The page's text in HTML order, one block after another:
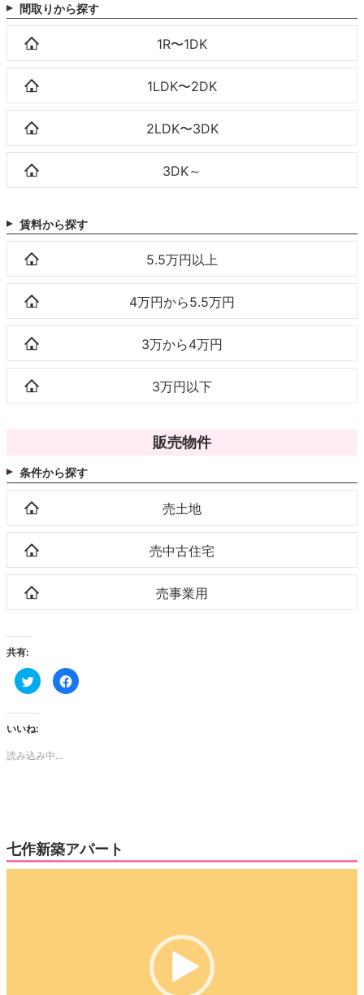
間取りから探す
1R〜1DK
1LDK〜2DK
2LDK〜3DK
3DK～
賃料から探す
5.5万円以上
4万円から5.5万円
3万から4万円
3万円以下
販売物件
条件から探す
売土地
売中古住宅
売事業用
共有:
ク
リ
し
て
Twitter
共
ウ
で
開
き
Facebook
で
い
(新
し
い
いいね:
読み込み中...
七作新築アパート